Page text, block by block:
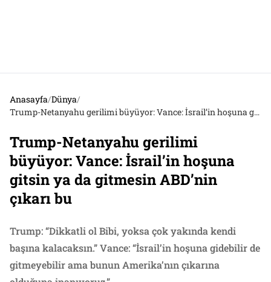
Anasayfa/Dünya/
Trump-Netanyahu gerilimi büyüyor: Vance: İsrail’in hoşuna gitsin ya da gitmesin ABD’nin çıkarı bu
Trump-Netanyahu gerilimi
büyüyor: Vance: İsrail’in hoşuna
gitsin ya da gitmesin ABD’nin
çıkarı bu
Trump: “Dikkatli ol Bibi, yoksa çok yakında kendi
başına kalacaksın.” Vance: “İsrail’in hoşuna gidebilir de
gitmeyebilir ama bunun Amerika’nın çıkarına